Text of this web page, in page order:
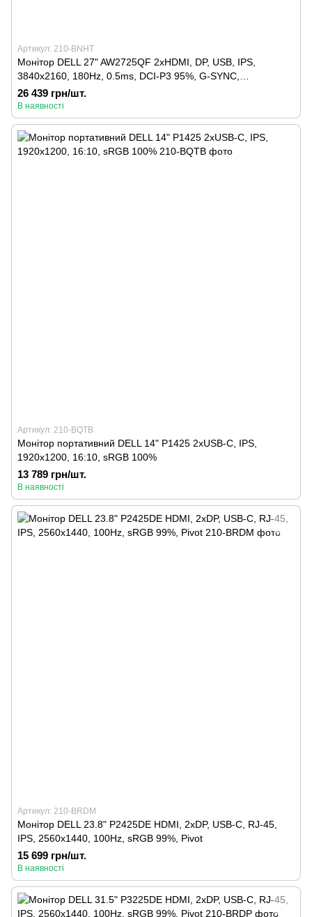
Артикул: 210-BNHT
Монітор DELL 27" AW2725QF 2xHDMI, DP, USB, IPS,
3840x2160, 180Hz, 0.5ms, DCI-P3 95%, G-SYNC,
AdaptiveSync, Pivot, HDR 600
26 439 грн/шт.
В наявності
Артикул: 210-BQTB
Монітор портативний DELL 14" P1425 2xUSB-C, IPS,
1920x1200, 16:10, sRGB 100%
13 789 грн/шт.
В наявності
Артикул: 210-BRDM
Монітор DELL 23.8" P2425DE HDMI, 2xDP, USB-C, RJ-45,
IPS, 2560x1440, 100Hz, sRGB 99%, Pivot
15 699 грн/шт.
В наявності